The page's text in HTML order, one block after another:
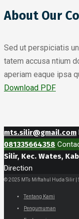
About Our
Sed ut perspiciatis
tatem accusa ntium
aperiam eaque ipsa
Download PDF
mts.silir@gmail.com
081335664358
Silir, Kec. Wates,
Direction
© 2025 MTs Miftahul Huda Silir |
Tentang Kami
Pengumuman